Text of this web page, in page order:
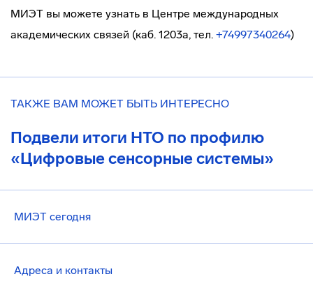
МИЭТ вы можете узнать в Центре международных
академических связей (каб. 1203а, тел. +74997340264)
ТАКЖЕ ВАМ МОЖЕТ БЫТЬ ИНТЕРЕСНО
Подвели итоги НТО по профилю
«Цифровые сенсорные системы»
МИЭТ сегодня
Адреса и контакты